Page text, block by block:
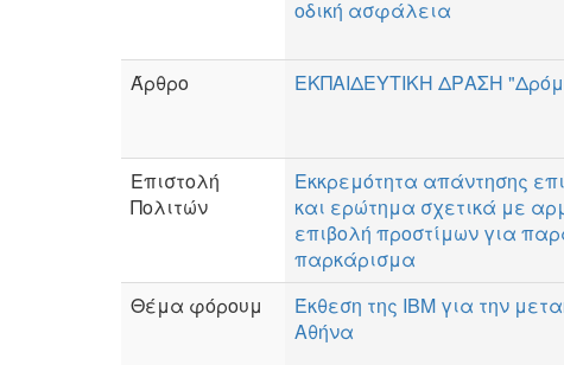
οδική ασφάλεια
Άρθρο
ΕΚΠΑΙΔΕΥΤΙΚΗ ΔΡΑΣΗ
Επιστολή
Πολιτών
Εκκρεμότητα απάντησης
και ερώτημα σχετικά με
επιβολή προστίμων για
παρκάρισμα
Θέμα φόρουμ
Έκθεση της IBM για την
Αθήνα